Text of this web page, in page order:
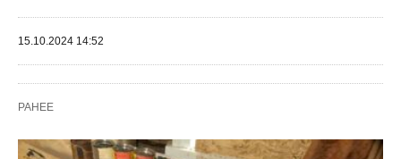
15.10.2024 14:52
РАНЕЕ